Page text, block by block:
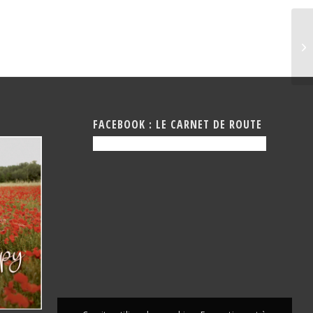
FACEBOOK : LE CARNET DE ROUTE